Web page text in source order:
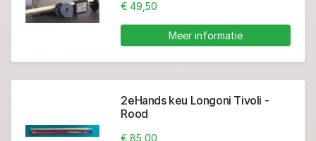
€ 49,50
Meer informatie
2eHands keu Longoni Tivoli -
Rood
€ 85,00